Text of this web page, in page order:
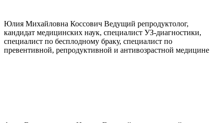
Юлия Михайловна Коссович Ведущий репродуктолог,
кандидат медицинских наук, специалист УЗ-диагностики,
специалист по бесплодному браку, специалист по
превентивной, репродуктивной и антивозрастной медицине